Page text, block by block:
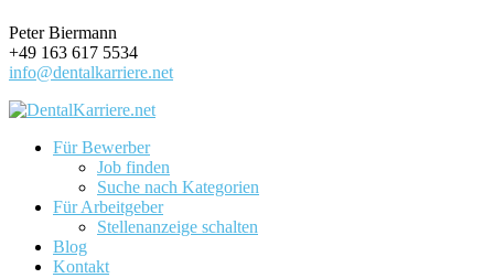
Peter Biermann
+49 163 617 5534
info@dentalkarriere.net
Für Bewerber
Job finden
Suche nach Kategorien
Für Arbeitgeber
Stellenanzeige schalten
Blog
Kontakt